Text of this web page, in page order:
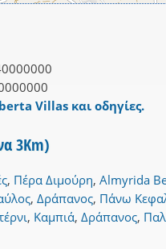
Villas και οδηγίες.
3Km)
, Πέρα Διμούρη, Almyrida
, Δράπανος, Πάνω
, Καμπιά, Δράπανος,